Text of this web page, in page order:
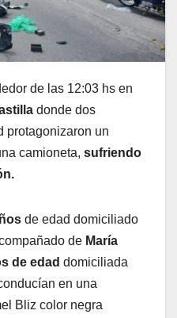
de las 12:03 hs en
donde dos
protagonizaron un
camioneta, sufriendo
de edad domiciliado
de María
de edad domiciliada
en una
Bliz color negra